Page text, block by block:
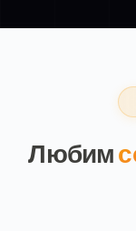
Любим